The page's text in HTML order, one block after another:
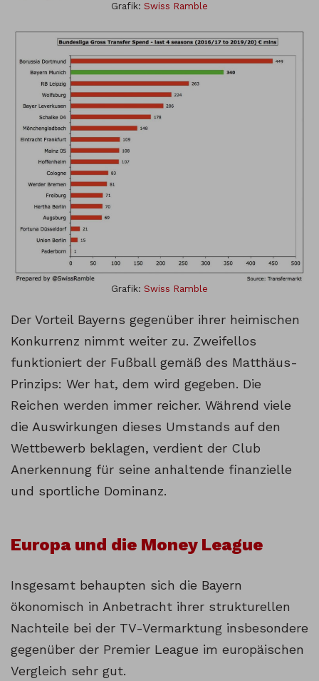
Grafik: Swiss Ramble
Grafik: Swiss Ramble
Der Vorteil Bayerns gegenüber ihrer heimischen
Konkurrenz nimmt weiter zu. Zweifellos
funktioniert der Fußball gemäß des Matthäus-
Prinzips: Wer hat, dem wird gegeben. Die
Reichen werden immer reicher. Während viele
die Auswirkungen dieses Umstands auf den
Wettbewerb beklagen, verdient der Club
Anerkennung für seine anhaltende finanzielle
und sportliche Dominanz.
Europa und die Money League
Insgesamt behaupten sich die Bayern
ökonomisch in Anbetracht ihrer strukturellen
Nachteile bei der TV-Vermarktung insbesondere
gegenüber der Premier League im europäischen
Vergleich sehr gut.